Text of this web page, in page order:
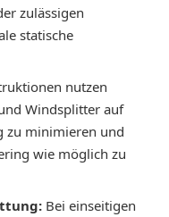
zulässigen
statische
nutzen
Windsplitter auf
zu minimieren und
wie möglich zu
Bei einseitigen